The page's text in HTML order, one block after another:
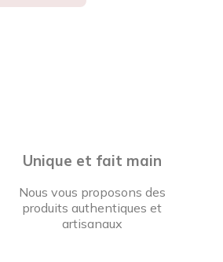
Unique et fait main
Nous vous proposons des
produits authentiques et
artisanaux